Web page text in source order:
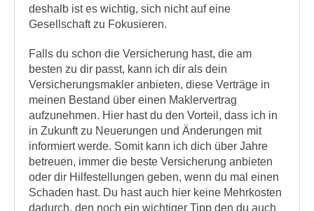
deshalb ist es wichtig, sich nicht auf eine
Gesellschaft zu Fokusieren.
Falls du schon die Versicherung hast, die am
besten zu dir passt, kann ich dir als dein
Versicherungsmakler anbieten, diese Verträge in
meinen Bestand über einen Maklervertrag
aufzunehmen. Hier hast du den Vorteil, dass ich in
in Zukunft zu Neuerungen und Änderungen mit
informiert werde. Somit kann ich dich über Jahre
betreuen, immer die beste Versicherung anbieten
oder dir Hilfestellungen geben, wenn du mal einen
Schaden hast. Du hast auch hier keine Mehrkosten
dadurch, den noch ein wichtiger Tipp den du auch